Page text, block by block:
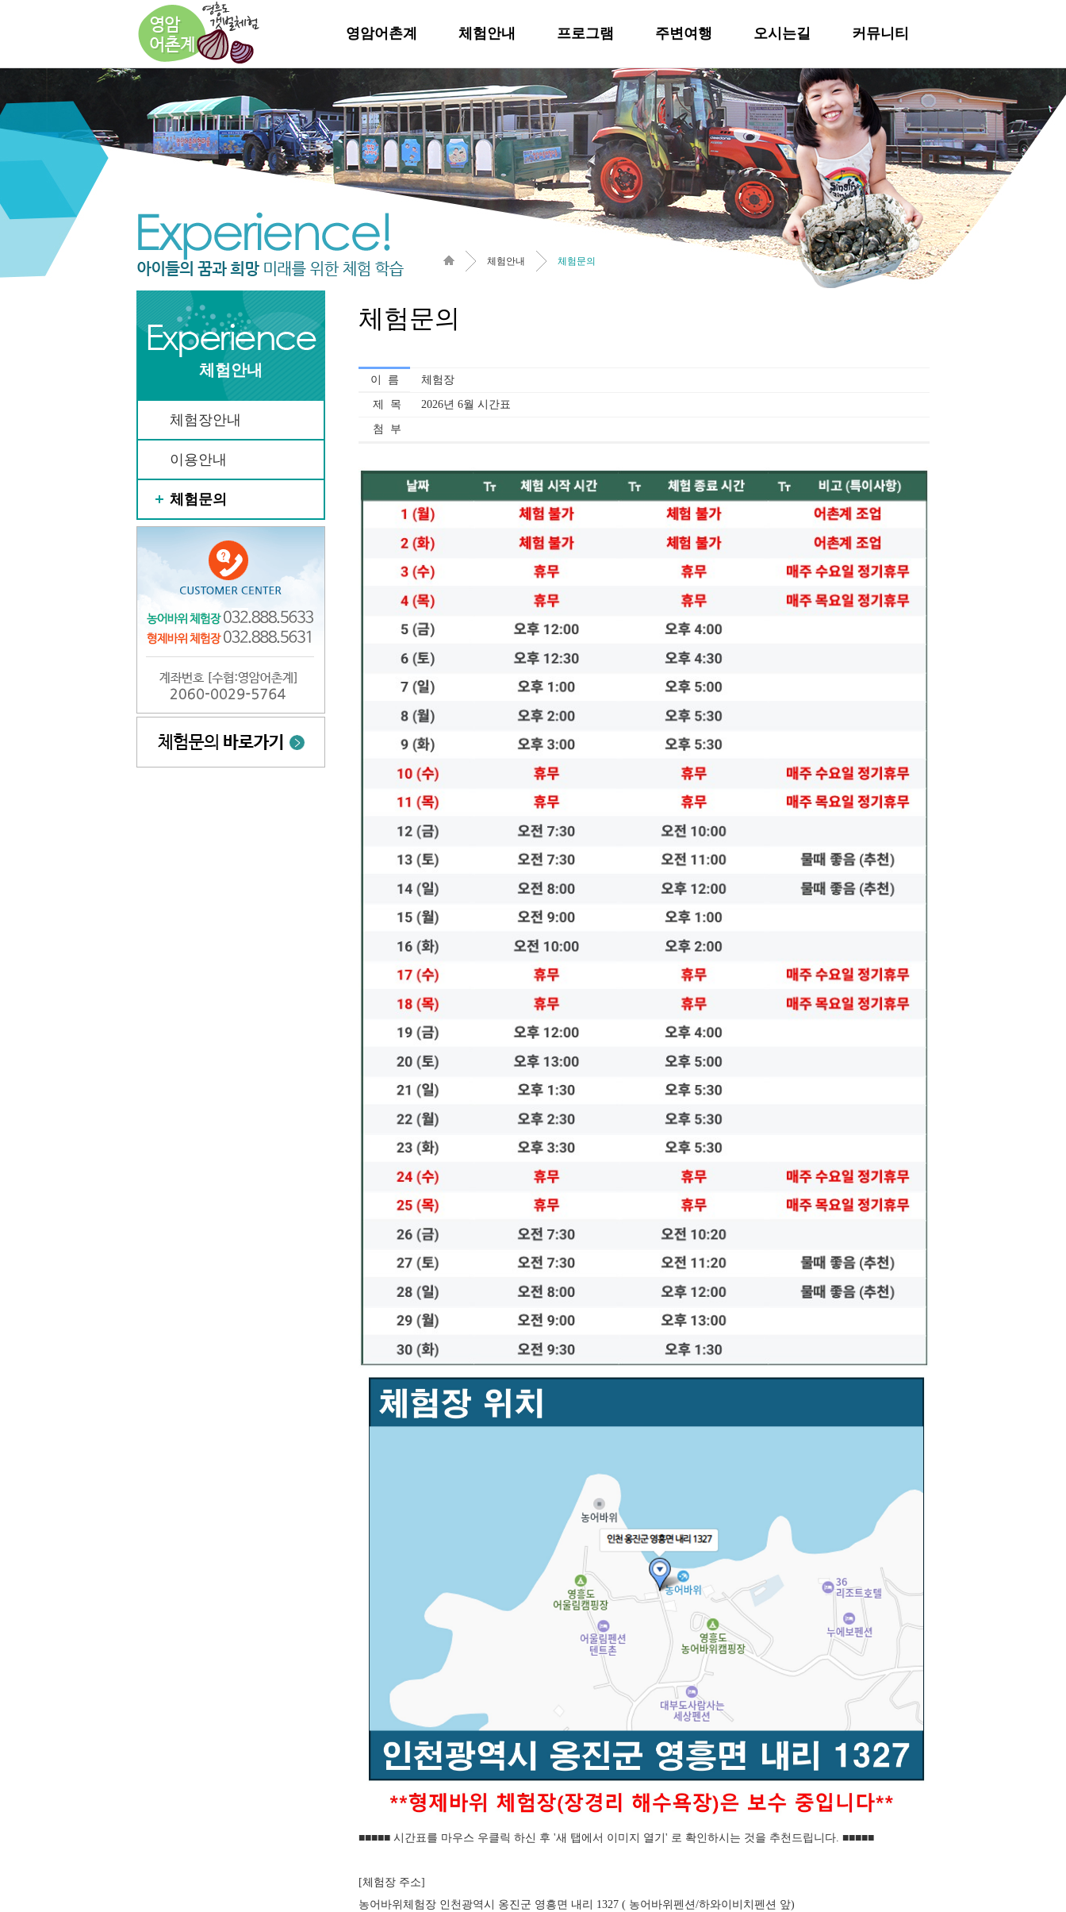
영암어촌계 체험안내 프로그램 주변여행 오시는길 커뮤니티
체험안내
체험장안내
이용안내
체험문의
체험안내 체험문의
체험문의
이 름 체험장
제 목 2026년 6월 시간표
첨 부
■■■■■ 시간표를 마우스 우클릭 하신 후 '새 탭에서 이미지 열기' 로 확인하시는 것을 추천드립니다. ■■■■■
[체험장 주소]
농어바위체험장 인천광역시 옹진군 영흥면 내리 1327 ( 농어바위펜션/하와이비치펜션 앞)